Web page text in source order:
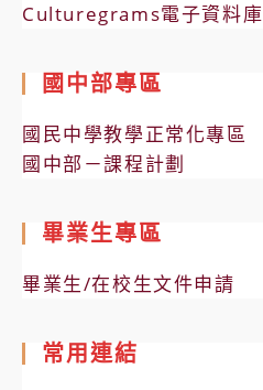
Culturegrams電子資料庫
國中部專區
國民中學教學正常化專區
國中部－課程計劃
畢業生專區
畢業生/在校生文件申請
常用連結